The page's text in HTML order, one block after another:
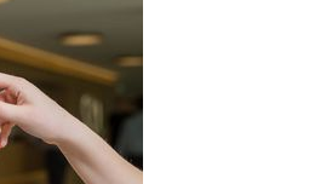
& Medien